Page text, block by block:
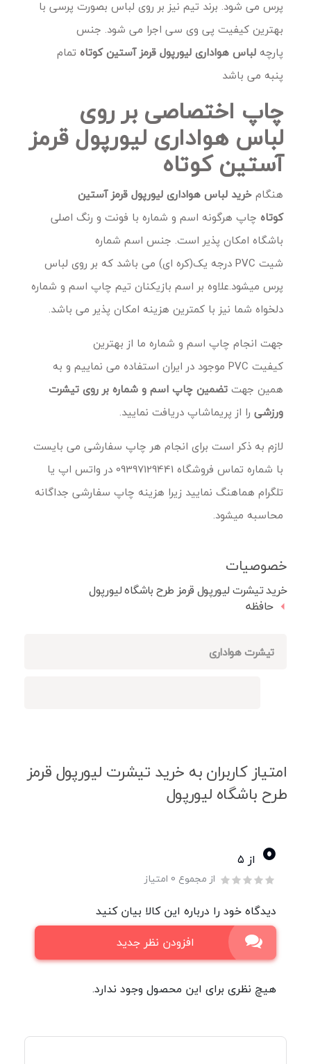
پرس می شود. برند تیم نیز بر روی لباس بصورت پرسی با
بهترین کیفیت پی وی سی اجرا می شود. جنس
پارچه لباس هواداری لیورپول قرمز آستین کوتاه تمام
پنبه می باشد
چاپ اختصاصی بر روی
لباس هواداری لیورپول قرمز
آستین کوتاه
هنگامخرید لباس هواداری لیورپول قرمز آستین
کوتاه چاپ هرگونه اسم و شماره با فونت و رنگ اصلی
باشگاه امکان پذیر است. جنس اسم شماره
شیت PVC درجه یک(کره ای) می باشد که بر روی لباس
پرس میشود.علاوه بر اسم بازیکنان تیم چاپ اسم و شماره
دلخواه شما نیز با کمترین هزینه امکان پذیر می باشد.
جهت انجام چاپ اسم و شماره ما از بهترین
کیفیت PVC موجود در ایران استفاده می نماییم و به
همین جهتتضمین چاپ اسم و شماره بر روی تیشرت
ورزشی را از پریماشاپ دریافت نمایید.
لازم به ذکر است برای انجام هر چاپ سفارشی می بایست
با شماره تماس فروشگاه 09397129441 در واتس اپ یا
تلگرام هماهنگ نمایید زیرا هزینه چاپ سفارشی جداگانه
محاسبه میشود.
خصوصیات
خرید تیشرت لیورپول قرمز طرح باشگاه لیورپول
حافظه
تیشرت هواداری
امتیاز کاربران به خرید تیشرت لیورپول قرمز
طرح باشگاه لیورپول
0 از ۵
از مجموع 0 امتیاز
دیدگاه خود را درباره این کالا بیان کنید
افزودن نظر جدید
هیچ نظری برای این محصول وجود ندارد.